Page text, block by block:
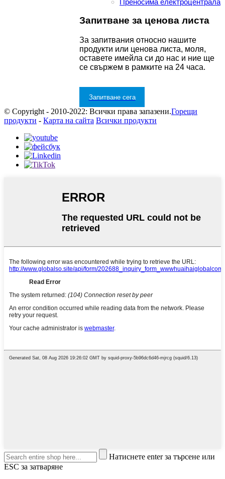
Запитване за ценова листа
За запитвания относно нашите
продукти или ценова листа, моля,
оставете имейла си до нас и ние ще
се свържем в рамките на 24 часа.
Запитване сега
© Copyright - 2010-2022: Всички права запазени.Горещи
продукти - Карта на сайта Всички продукти
Натиснете enter за търсене или
ESC за затваряне